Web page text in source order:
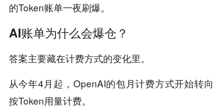
的Token账单一夜刷爆。
AI账单为什么会爆仓？
答案主要藏在计费方式的变化里。
从今年4月起，OpenAI的包月计费方式开始转向
按Token用量计费。